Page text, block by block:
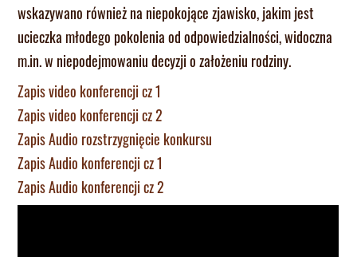
wskazywano również na niepokojące zjawisko, jakim jest
ucieczka młodego pokolenia od odpowiedzialności, widoczna
m.in. w niepodejmowaniu decyzji o założeniu rodziny.
Zapis video konferencji cz 1
Zapis video konferencji cz 2
Zapis Audio rozstrzygnięcie konkursu
Zapis Audio konferencji cz 1
Zapis Audio konferencji cz 2